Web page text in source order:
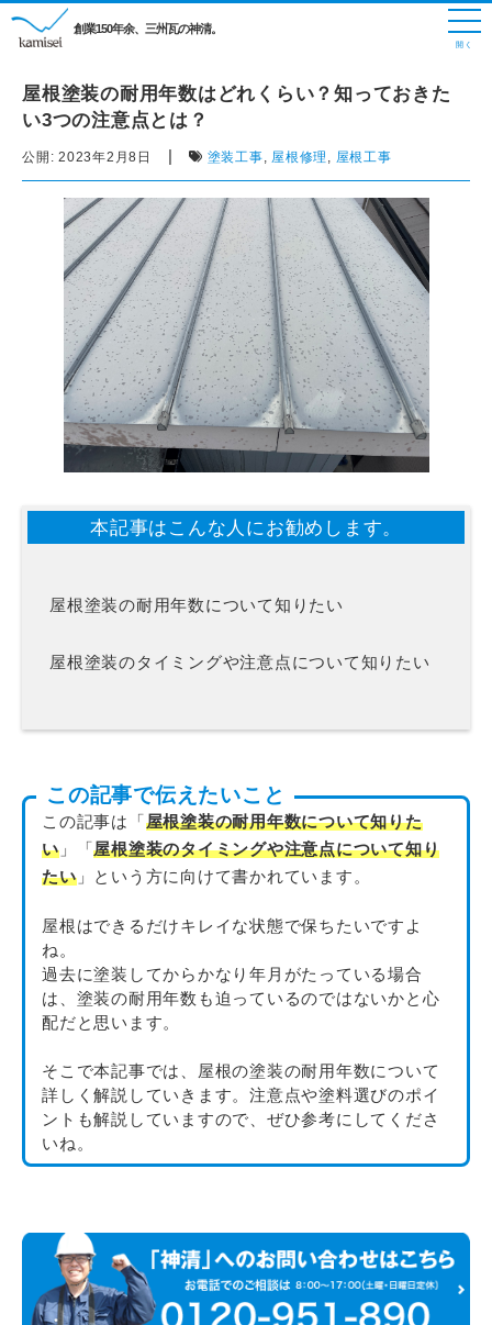
創業150年余、三州瓦の神清。
屋根塗装の耐用年数はどれくらい？知っておきた
い3つの注意点とは？
公開: 2023年2月8日 | 塗装工事, 屋根修理 , 屋根工事
本記事はこんな人にお勧めします。
屋根塗装の耐用年数について知りたい
屋根塗装のタイミングや注意点について知りたい
この記事で伝えたいこと
この記事は「屋根塗装の耐用年数について知りた
い」「屋根塗装のタイミングや注意点について知り
たい」という方に向けて書かれています。
屋根はできるだけキレイな状態で保ちたいですよ
ね。
過去に塗装してからかなり年月がたっている場合
は、塗装の耐用年数も迫っているのではないかと心
配だと思います。
そこで本記事では、屋根の塗装の耐用年数について
詳しく解説していきます。注意点や塗料選びのポイ
ントも解説していますので、ぜひ参考にしてくださ
いね。